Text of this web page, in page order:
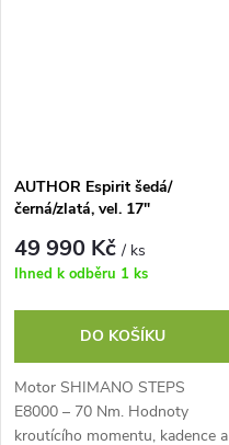
AUTHOR Espirit šedá/
černá/zlatá, vel. 17"
49 990 Kč/ ks
Ihned k odběru 1 ks
DO KOŠÍKU
Motor SHIMANO STEPS
E8000 – 70 Nm. Hodnoty
kroutícího momentu, kadence a